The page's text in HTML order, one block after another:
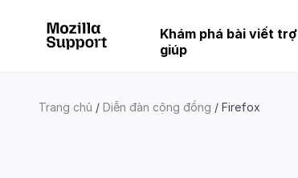
Khám phá bài viết trợ
giúp
Trang chủ Diễn đàn cộng đồng Firefox